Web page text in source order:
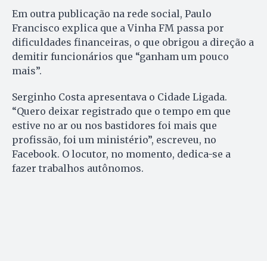
Em outra publicação na rede social, Paulo
Francisco explica que a Vinha FM passa por
dificuldades financeiras, o que obrigou a direção a
demitir funcionários que “ganham um pouco
mais”.
Serginho Costa apresentava o Cidade Ligada.
“Quero deixar registrado que o tempo em que
estive no ar ou nos bastidores foi mais que
profissão, foi um ministério”, escreveu, no
Facebook. O locutor, no momento, dedica-se a
fazer trabalhos autônomos.